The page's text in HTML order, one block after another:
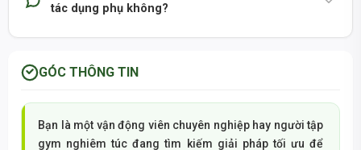
tác dụng phụ không?
GÓC THÔNG TIN
Bạn là một vận động viên chuyên nghiệp hay người tập
gym nghiêm túc đang tìm kiếm giải pháp tối ưu để